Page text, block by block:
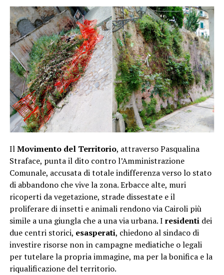
IlMovimento del Territorio, attraverso Pasqualina
Straface, punta il dito contro l’Amministrazione
Comunale, accusata di totale indifferenza verso lo stato
di abbandono che vive la zona. Erbacce alte, muri
ricoperti da vegetazione, strade dissestate e il
proliferare di insetti e animali rendono via Cairoli più
simile a una giungla che a una via urbana. I residentidei
due centri storici, esasperati, chiedono al sindaco di
investire risorse non in campagne mediatiche o legali
per tutelare la propria immagine, ma per la bonifica e la
riqualificazione del territorio.